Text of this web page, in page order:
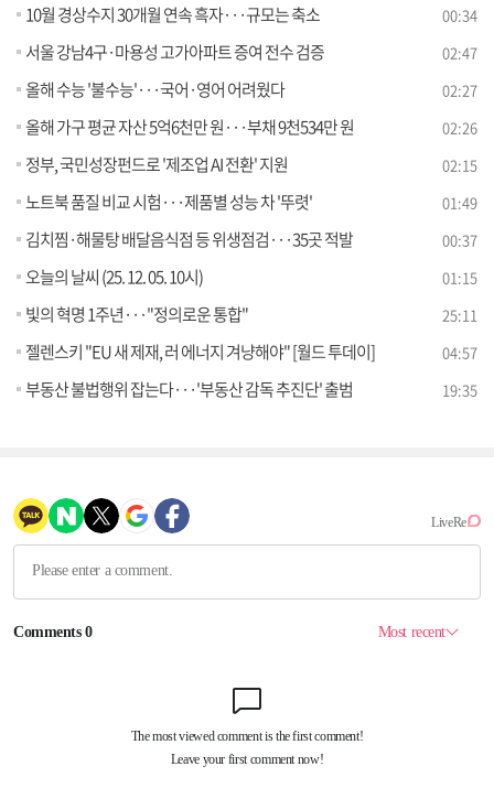
10월 경상수지 30개월 연속 흑자···규모는 축소 00:34
서울 강남4구·마용성 고가아파트 증여 전수 검증 02:47
올해 수능 '불수능'···국어·영어 어려웠다 02:27
올해 가구 평균 자산 5억6천만 원···부채 9천534만 원 02:26
정부, 국민성장펀드로 '제조업 AI 전환' 지원 02:15
노트북 품질 비교 시험···제품별 성능 차 '뚜렷' 01:49
김치찜·해물탕 배달음식점 등 위생점검···35곳 적발 00:37
오늘의 날씨 (25. 12. 05. 10시) 01:15
빛의 혁명 1주년···"정의로운 통합" 25:11
젤렌스키 "EU 새 제재, 러 에너지 겨냥해야" [월드 투데이] 04:57
부동산 불법행위 잡는다···'부동산 감독 추진단' 출범 19:35